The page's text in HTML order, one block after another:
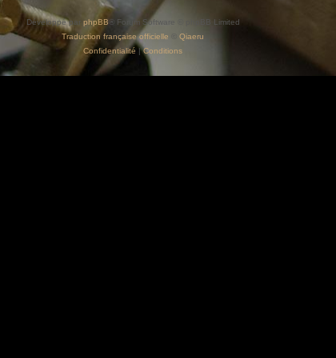
Développé par phpBB® Forum Software © phpBB Limited
Traduction française officielle
Qiaeru
Confidentialité |Conditions